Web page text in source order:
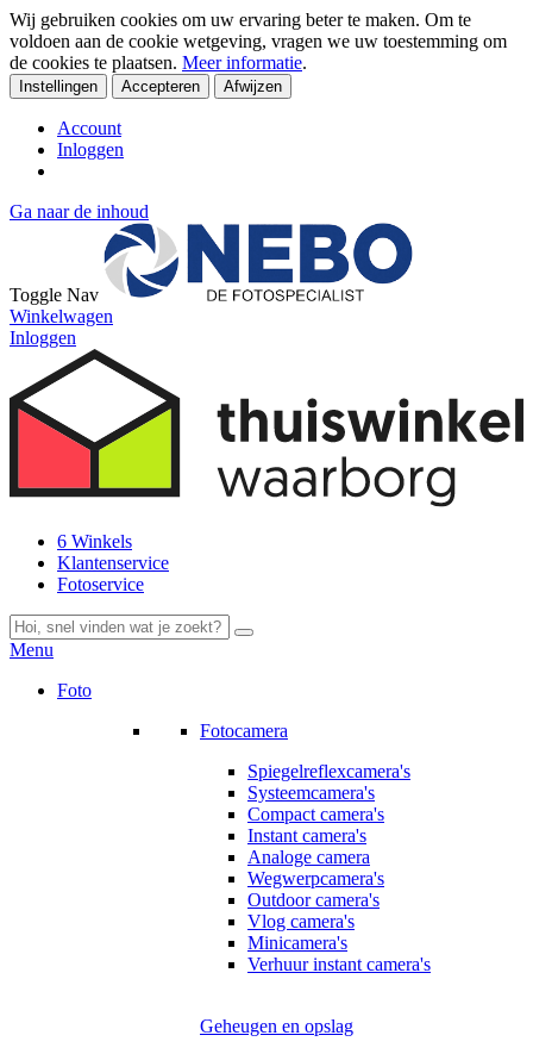
Wij gebruiken cookies om uw ervaring beter te maken. Om te
voldoen aan de cookie wetgeving, vragen we uw toestemming om
de cookies te plaatsen. Meer informatie.
Instellingen Accepteren Afwijzen
Account
Inloggen
Ga naar de inhoud
Toggle Nav
Winkelwagen
Inloggen
6 Winkels
Klantenservice
Fotoservice
Menu
Foto
Fotocamera
Spiegelreflexcamera's
Systeemcamera's
Compact camera's
Instant camera's
Analoge camera
Wegwerpcamera's
Outdoor camera's
Vlog camera's
Minicamera's
Verhuur instant camera's
Geheugen en opslag